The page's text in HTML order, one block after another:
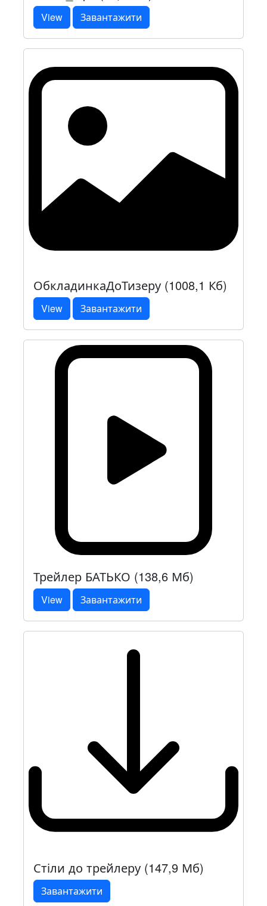
View Завантажити
ОбкладинкаДоТизеру (1008,1 Кб)
View Завантажити
Трейлер БАТЬКО (138,6 Мб)
View Завантажити
Стіли до трейлеру (147,9 Мб)
Завантажити